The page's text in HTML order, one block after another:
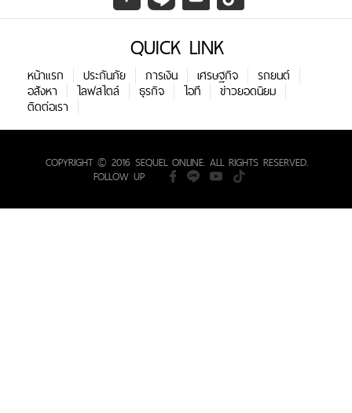
QUICK LINK
หน้าแรก ประกันภัย การเงิน เศรษฐกิจ
รถยนต์
อสังหา
ไลฟสไตล์ ธุรกิจ ไอที
ข่าวยอดนิยม
ติดต่อเรา
COPYRIGHT © 2016 SEQUEL ONLINE. ALL RIGHTS RESERVED.
FOLLOW UP